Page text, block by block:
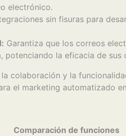
electrónico.
sin fisuras para
Garantiza que los correos
potenciando la eficacia de sus
colaboración y la
el marketing automatizado
Comparación de funciones